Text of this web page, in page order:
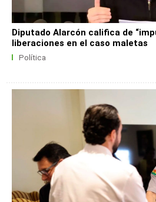
Diputado Alarcón califica de
liberaciones en el caso maletas
Política